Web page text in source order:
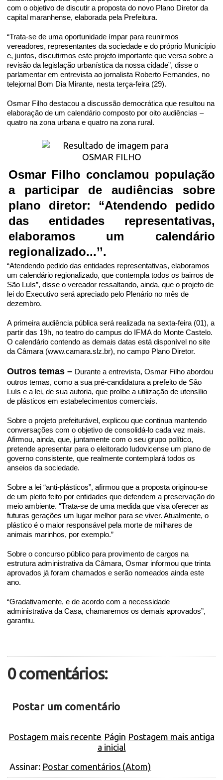
com o objetivo de discutir a proposta do novo Plano Diretor da
capital maranhense, elaborada pela Prefeitura.
“Trata-se de uma oportunidade ímpar para reunirmos
vereadores, representantes da sociedade e do próprio Município
e, juntos, discutirmos este projeto importante que versa sobre a
revisão da legislação urbanística da nossa cidade”, disse o
parlamentar em entrevista ao jornalista Roberto Fernandes, no
telejornal Bom Dia Mirante, nesta terça-feira (29).
Osmar Filho destacou a discussão democrática que resultou na
elaboração de um calendário composto por oito audiências –
quatro na zona urbana e quatro na zona rural.
Osmar Filho conclamou população
a participar de audiências sobre
plano diretor: “Atendendo pedido
das entidades representativas,
elaboramos um calendário
regionalizado...’’.
“Atendendo pedido das entidades representativas, elaboramos
um calendário regionalizado, que contempla todos os bairros de
São Luís”, disse o vereador ressaltando, ainda, que o projeto de
lei do Executivo será apreciado pelo Plenário no mês de
dezembro.
A primeira audiência pública será realizada na sexta-feira (01), a
partir das 19h, no teatro do campus do IFMA do Monte Castelo.
O calendário contendo as demais datas está disponível no site
da Câmara (www.camara.slz.br), no campo Plano Diretor.
Outros temas – Durante a entrevista, Osmar Filho abordou
outros temas, como a sua pré-candidatura a prefeito de São
Luís e a lei, de sua autoria, que proíbe a utilização de utensílio
de plásticos em estabelecimentos comerciais.
Sobre o projeto prefeiturável, explicou que continua mantendo
conversações com o objetivo de consolidá-lo cada vez mais.
Afirmou, ainda, que, juntamente com o seu grupo político,
pretende apresentar para o eleitorado ludovicense um plano de
governo consistente, que realmente contemplará todos os
anseios da sociedade.
Sobre a lei “anti-plásticos”, afirmou que a proposta originou-se
de um pleito feito por entidades que defendem a preservação do
meio ambiente. “Trata-se de uma medida que visa oferecer as
futuras gerações um lugar melhor para se viver. Atualmente, o
plástico é o maior responsável pela morte de milhares de
animais marinhos, por exemplo.”
Sobre o concurso público para provimento de cargos na
estrutura administrativa da Câmara, Osmar informou que trinta
aprovados já foram chamados e serão nomeados ainda este
ano.
“Gradativamente, e de acordo com a necessidade
administrativa da Casa, chamaremos os demais aprovados”,
garantiu.
0 comentários:
Postar um comentário
Postagem mais recente Postagem mais antiga
Págin
a inicial
Assinar: Postar comentários (Atom)